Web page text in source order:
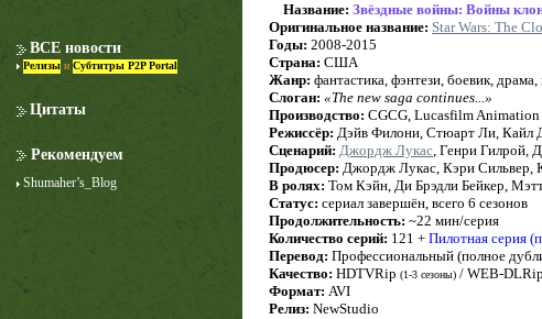
ВСЕ новости
Релизы и Субтитры P2P Portal
Цитаты
Рекомендуем
Shumaher’s_Blog
Название: Звёздные войны: Войны
Оригинальное название: Star Wars: The
Годы: 2008-2015
Страна: США
Жанр: фантастика, фэнтези, боевик,
Слоган: «The new saga continues...»
Производство: CGCG, Lucasfilm
Режиссёр: Дэйв Филони, Стюарт Ли, Кайл
Сценарий: Джордж Лукас, Генри Гилрой,
Продюсер: Джордж Лукас, Кэри Сильвер,
В ролях: Том Кэйн, Ди Брэдли Бейкер,
Статус: сериал завершён, всего 6 сезонов
Продолжительность: ~22 мин/серия
Количество серий: 121 + Пилотная серия
Перевод: Профессиональный (полное
Качество: HDTVRip (1-3 сезоны) / WEB-DLRip
Формат: AVI
Релиз: NewStudio